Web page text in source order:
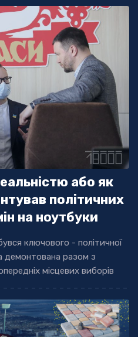
або як
політичних
на ноутбуки
ключового - політичної
демонтована разом з
місцевих виборів